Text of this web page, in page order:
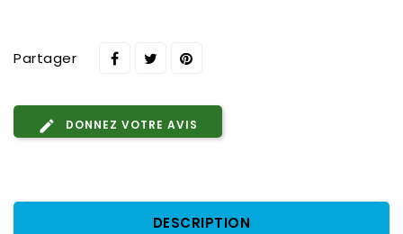
Partager
DONNEZ VOTRE AVIS
DESCRIPTION